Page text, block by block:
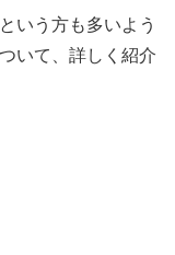
いう方も多いよう
いて、詳しく紹介